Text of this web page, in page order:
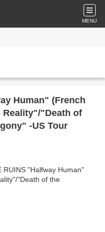
MENU
Human" (French
Reality"/"Death of
-US Tour